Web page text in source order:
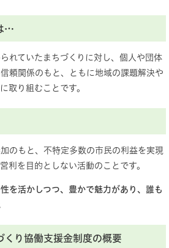
…
れていたまちづくりに対し、個人や団体
頼関係のもと、ともに地域の課題解決や
取り組むことです。
のもと、不特定多数の市民の利益を実現
利を目的としない活動のことです。
を活かしつつ、豊かで魅力があり、誰も
くり協働支援金制度の概要